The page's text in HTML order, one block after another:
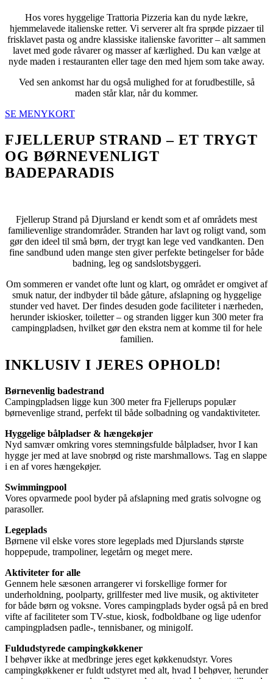
Hos vores hyggelige Trattoria Pizzeria kan du nyde lækre,
hjemmelavede italienske retter. Vi serverer alt fra sprøde pizzaer til
frisklavet pasta og andre klassiske italienske favoritter – alt sammen
lavet med gode råvarer og masser af kærlighed. Du kan vælge at
nyde maden i restauranten eller tage den med hjem som take away.
Ved sen ankomst har du også mulighed for at forudbestille, så
maden står klar, når du kommer.
SE MENYKORT
FJELLERUP STRAND – ET TRYGT
OG BØRNEVENLIGT
BADEPARADIS
Fjellerup Strand på Djursland er kendt som et af områdets mest
familievenlige strandområder. Stranden har lavt og roligt vand, som
gør den ideel til små børn, der trygt kan lege ved vandkanten. Den
fine sandbund uden mange sten giver perfekte betingelser for både
badning, leg og sandslotsbyggeri.
Om sommeren er vandet ofte lunt og klart, og området er omgivet af
smuk natur, der indbyder til både gåture, afslapning og hyggelige
stunder ved havet. Der findes desuden gode faciliteter i nærheden,
herunder iskiosker, toiletter – og stranden ligger kun 300 meter fra
campingpladsen, hvilket gør den ekstra nem at komme til for hele
familien.
INKLUSIV I JERES OPHOLD!
Børnevenlig badestrand
Campingpladsen ligge kun 300 meter fra Fjellerups populær
børnevenlige strand, perfekt til både solbadning og vandaktiviteter.
Hyggelige bålpladser & hængekøjer
Nyd samvær omkring vores stemningsfulde bålpladser, hvor I kan
hygge jer med at lave snobrød og riste marshmallows. Tag en slappe
i en af vores hængekøjer.
Swimmingpool
Vores opvarmede pool byder på afslapning med gratis solvogne og
parasoller.
Legeplads
Børnene vil elske vores store legeplads med Djurslands største
hoppepude, trampoliner, legetårn og meget mere.
Aktiviteter for alle
Gennem hele sæsonen arrangerer vi forskellige former for
underholdning, poolparty, grillfester med live musik, og aktiviteter
for både børn og voksne. Vores campingplads byder også på en bred
vifte af faciliteter som TV-stue, kiosk, fodboldbane og lige udenfor
campingpladsen padle-, tennisbaner, og minigolf.
Fuldudstyrede campingkøkkener
I behøver ikke at medbringe jeres eget køkkenudstyr. Vores
campingkøkkener er fuldt udstyret med alt, hvad I behøver, herunder